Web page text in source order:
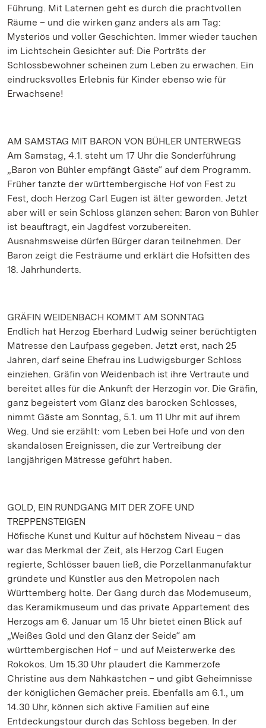
Führung. Mit Laternen geht es durch die prachtvollen
Räume – und die wirken ganz anders als am Tag:
Mysteriös und voller Geschichten. Immer wieder tauchen
im Lichtschein Gesichter auf: Die Porträts der
Schlossbewohner scheinen zum Leben zu erwachen. Ein
eindrucksvolles Erlebnis für Kinder ebenso wie für
Erwachsene!
AM SAMSTAG MIT BARON VON BÜHLER UNTERWEGS
Am Samstag, 4.1. steht um 17 Uhr die Sonderführung
„Baron von Bühler empfängt Gäste“ auf dem Programm.
Früher tanzte der württembergische Hof von Fest zu
Fest, doch Herzog Carl Eugen ist älter geworden. Jetzt
aber will er sein Schloss glänzen sehen: Baron von Bühler
ist beauftragt, ein Jagdfest vorzubereiten.
Ausnahmsweise dürfen Bürger daran teilnehmen. Der
Baron zeigt die Festräume und erklärt die Hofsitten des
18. Jahrhunderts.
GRÄFIN WEIDENBACH KOMMT AM SONNTAG
Endlich hat Herzog Eberhard Ludwig seiner berüchtigten
Mätresse den Laufpass gegeben. Jetzt erst, nach 25
Jahren, darf seine Ehefrau ins Ludwigsburger Schloss
einziehen. Gräfin von Weidenbach ist ihre Vertraute und
bereitet alles für die Ankunft der Herzogin vor. Die Gräfin,
ganz begeistert vom Glanz des barocken Schlosses,
nimmt Gäste am Sonntag, 5.1. um 11 Uhr mit auf ihrem
Weg. Und sie erzählt: vom Leben bei Hofe und von den
skandalösen Ereignissen, die zur Vertreibung der
langjährigen Mätresse geführt haben.
GOLD, EIN RUNDGANG MIT DER ZOFE UND
TREPPENSTEIGEN
Höfische Kunst und Kultur auf höchstem Niveau – das
war das Merkmal der Zeit, als Herzog Carl Eugen
regierte, Schlösser bauen ließ, die Porzellanmanufaktur
gründete und Künstler aus den Metropolen nach
Württemberg holte. Der Gang durch das Modemuseum,
das Keramikmuseum und das private Appartement des
Herzogs am 6. Januar um 15 Uhr bietet einen Blick auf
„Weißes Gold und den Glanz der Seide“ am
württembergischen Hof – und auf Meisterwerke des
Rokokos. Um 15.30 Uhr plaudert die Kammerzofe
Christine aus dem Nähkästchen – und gibt Geheimnisse
der königlichen Gemächer preis. Ebenfalls am 6.1., um
14.30 Uhr, können sich aktive Familien auf eine
Entdeckungstour durch das Schloss begeben. In der